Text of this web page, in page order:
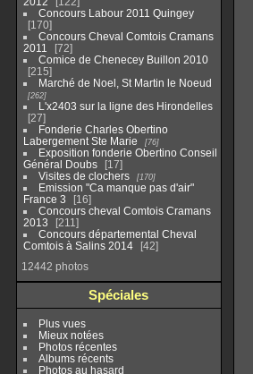
Concours Labour 2011 Quingey
170
Concours Cheval Comtois Cramans
2011
72
Comice de Chenecey Buillon 2010
215
Marché de Noel, St Martin le Noeud
262
L'x2403 sur la ligne des Hirondelles
27
Fonderie Charles Obertino
Labergement Ste Marie
76
Exposition fonderie Obertino Conseil
Général Doubs
17
Visites de clochers
170
Emission "Ca manque pas d'air"
France 3
16
Concours cheval Comtois Cramans
2013
211
Concours départemental Cheval
Comtois à Salins 2014
42
12442 photos
Spéciales
Plus vues
Mieux notées
Photos récentes
Albums récents
Photos au hasard